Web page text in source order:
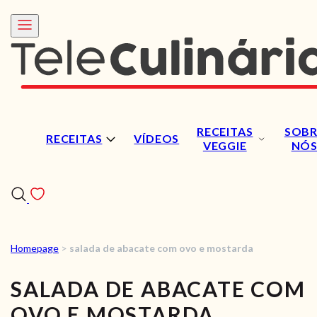
RECEITAS VÍDEOS
RECEITAS
VEGGIE
NÓS
RECEITAS
VÍDEOS
Homepage > salada de abacate com ovo e mostarda
SALADA DE ABACATE COM